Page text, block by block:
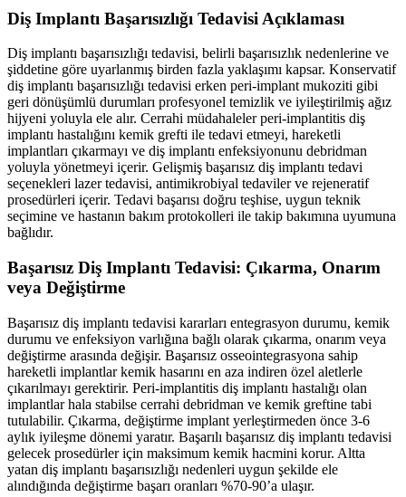
Diş Implantı Başarısızlığı Tedavisi Açıklaması
Diş implantı başarısızlığı tedavisi, belirli başarısızlık nedenlerine ve
şiddetine göre uyarlanmış birden fazla yaklaşımı kapsar. Konservatif
diş implantı başarısızlığı tedavisi erken peri-implant mukoziti gibi
geri dönüşümlü durumları profesyonel temizlik ve iyileştirilmiş ağız
hijyeni yoluyla ele alır. Cerrahi müdahaleler peri-implantitis diş
implantı hastalığını kemik grefti ile tedavi etmeyi, hareketli
implantları çıkarmayı ve diş implantı enfeksiyonunu debridman
yoluyla yönetmeyi içerir. Gelişmiş başarısız diş implantı tedavi
seçenekleri lazer tedavisi, antimikrobiyal tedaviler ve rejeneratif
prosedürleri içerir. Tedavi başarısı doğru teşhise, uygun teknik
seçimine ve hastanın bakım protokolleri ile takip bakımına uyumuna
bağlıdır.
Başarısız Diş Implantı Tedavisi: Çıkarma, Onarım
veya Değiştirme
Başarısız diş implantı tedavisi kararları entegrasyon durumu, kemik
durumu ve enfeksiyon varlığına bağlı olarak çıkarma, onarım veya
değiştirme arasında değişir. Başarısız osseointegrasyona sahip
hareketli implantlar kemik hasarını en aza indiren özel aletlerle
çıkarılmayı gerektirir. Peri-implantitis diş implantı hastalığı olan
implantlar hala stabilse cerrahi debridman ve kemik greftine tabi
tutulabilir. Çıkarma, değiştirme implant yerleştirmeden önce 3-6
aylık iyileşme dönemi yaratır. Başarılı başarısız diş implantı tedavisi
gelecek prosedürler için maksimum kemik hacmini korur. Altta
yatan diş implantı başarısızlığı nedenleri uygun şekilde ele
alındığında değiştirme başarı oranları %70-90’a ulaşır.